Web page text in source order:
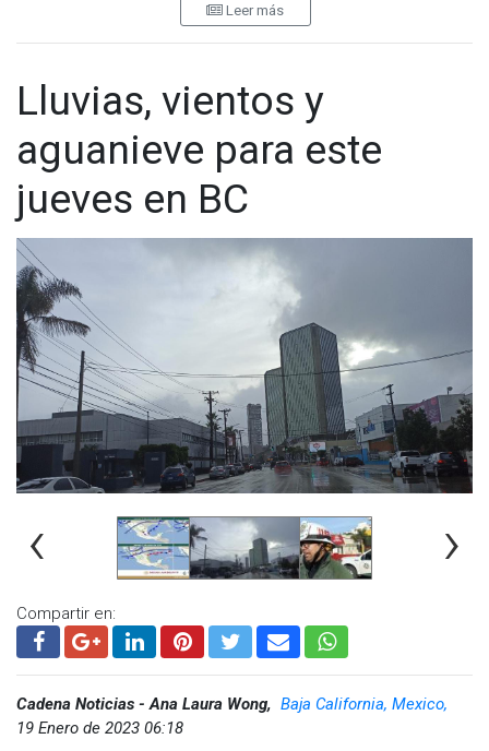
Este viernes la temperatura máxima será de la 25 grados y
durante la noche mínima de 10 centígrados.
temperaturas notablemente frías, ráfagas de viento y
posibilidades de lluvias ligeras de sábado a domingo.
La temperatura máxima para este sábado será de 15 grados
y durante la noche mínima de 8 centígrados, mientras que el
domingo se mantendrá la temperatura máxima y por la noche
disminuirá a 7 centígrados.
Leer más
Lluvias, vientos y
aguanieve para este
jueves en BC
‹ ›
Compartir en:
Cadena Noticias - Ana Laura Wong, Baja California, Mexico,
19 Enero de 2023 06:18